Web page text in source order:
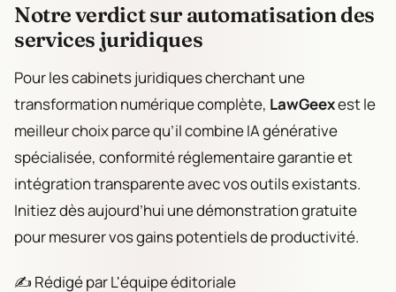
Notre verdict sur automatisation des
services juridiques
Pour les cabinets juridiques cherchant une
transformation numérique complète, LawGeexest le
meilleur choix parce qu’il combine IA générative
spécialisée, conformité réglementaire garantie et
intégration transparente avec vos outils existants.
Initiez dès aujourd’hui une démonstration gratuite
pour mesurer vos gains potentiels de productivité.
✍️ Rédigé par L'équipe éditoriale